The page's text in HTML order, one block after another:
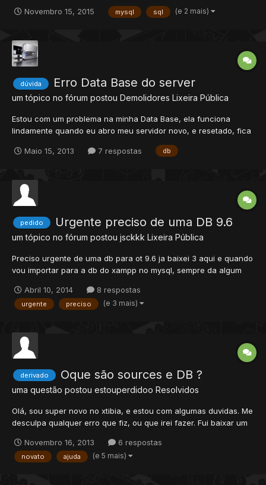
http://prntscr.com/92vvv1
Novembro 15, 2015 mysql sql (e 2 mais)
dúvida Erro Data Base do server
um tópico no fórum postou Demolidores Lixeira Pública
Estou com um problema na minha Data Base, ela funciona
lindamente quando eu abro meu servidor novo, e resetado, fica
lindo...Porém depois que ela fica "velha" com bastante players
Maio 15, 2013 7 respostas db
pedido Urgente preciso de uma DB 9.6
um tópico no fórum postou jsckkk Lixeira Pública
Preciso urgente de uma db para ot 9.6 ja baixei 3 aqui e quando
vou importar para a db do xampp no mysql, sempre da algum
erros que deu, meu xampp e o 1.4.0 vou baixar outro aqui de
versão mais recente n sei se vai dar pra instalar...
Abril 10, 2014 8 respostas
urgente preciso (e 3 mais)
derivado Oque são sources e DB ?
uma questão postou estouperdidoo Resolvidos
Olá, sou super novo no xtibia, e estou com algumas duvidas. Me
desculpa qualquer erro que fiz, ou que irei fazer. Fui baixar um
Oque são essas Sources e o DB ? Me refiro a este servidor
http://www.xtibia.com/forum/topic/214805-global-ma...
Novembro 16, 2013 6 respostas
novato ajuda (e 5 mais)